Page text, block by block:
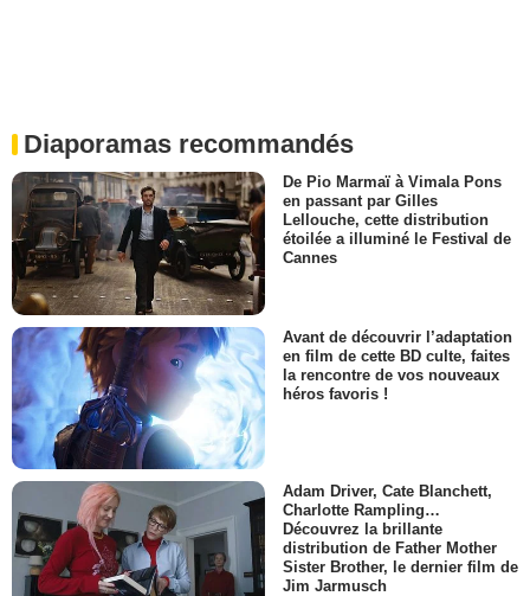
Diaporamas recommandés
De Pio Marmaï à Vimala Pons
en passant par Gilles
Lellouche, cette distribution
étoilée a illuminé le Festival de
Cannes
Avant de découvrir l’adaptation
en film de cette BD culte, faites
la rencontre de vos nouveaux
héros favoris !
Adam Driver, Cate Blanchett,
Charlotte Rampling…
Découvrez la brillante
distribution de Father Mother
Sister Brother, le dernier film de
Jim Jarmusch